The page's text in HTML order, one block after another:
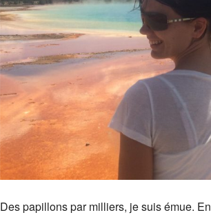
Des papillons par milliers, je suis émue.